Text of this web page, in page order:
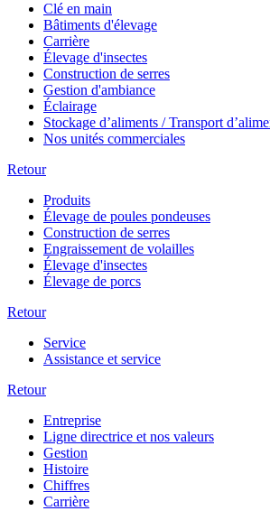
Clé en main
Bâtiments d'élevage
Carrière
Élevage d'insectes
Construction de serres
Gestion d'ambiance
Éclairage
Stockage d’aliments / Transport
Nos unités commerciales
Retour
Produits
Élevage de poules pondeuses
Construction de serres
Engraissement de volailles
Élevage d'insectes
Élevage de porcs
Retour
Service
Assistance et service
Retour
Entreprise
Ligne directrice et nos valeurs
Gestion
Histoire
Chiffres
Carrière